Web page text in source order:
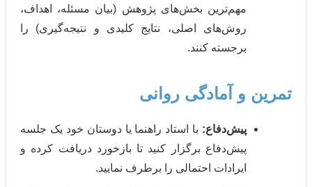
مهم‌ترین بخش‌های پژوهش (بیان مسئله، اهداف،
روش‌های اصلی، نتایج کلیدی و نتیجه‌گیری) را
آمادگی روانی
با استاد راهنما یا دوستان خود یک جلسه
پیش‌دفاع برگزار کنید تا بازخورد دریافت کرده و
ایرادات احتمالی را برطرف نمایید.